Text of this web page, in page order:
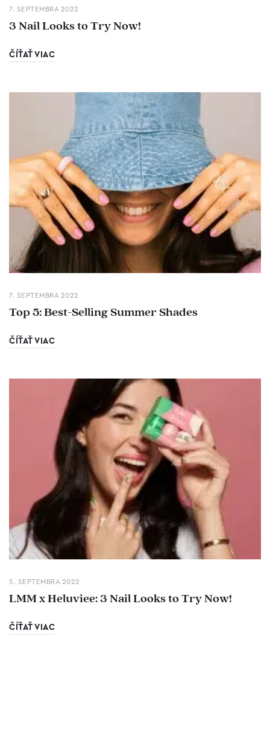
7. SEPTEMBRA 2022
3 Nail Looks to Try Now!
ČÍŤAŤ VIAC
7. SEPTEMBRA 2022
Top 5: Best-Selling Summer Shades
ČÍŤAŤ VIAC
5. SEPTEMBRA 2022
LMM x Heluviee: 3 Nail Looks to Try Now!
ČÍŤAŤ VIAC